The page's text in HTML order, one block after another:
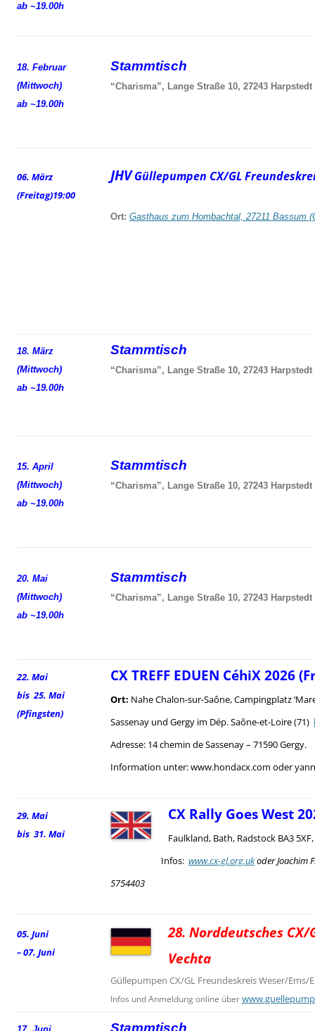
ab ~19.00h
18. Februar
(Mittwoch)
ab ~19.00h
Stammtisch
“Charisma”, Lange Straße 10, 27243 Harpstedt
06. März
(Freitag)19:00
JHV Güllepumpen CX/GL
Ort: Gasthaus zum Hombachtal, 27211 Bassum
18. März
(Mittwoch)
ab ~19.00h
Stammtisch
“Charisma”, Lange Straße 10, 27243 Harpstedt
15. April
(Mittwoch)
ab ~19.00h
Stammtisch
“Charisma”, Lange Straße 10, 27243 Harpstedt
20. Mai
(Mittwoch)
ab ~19.00h
Stammtisch
“Charisma”, Lange Straße 10, 27243 Harpstedt
22. Mai
bis 25. Mai
(Pfingsten)
CX TREFF EDUEN CéhiX 2026
Ort: Nahe Chalon-sur-Saône, Campingplatz
Sassenay und Gergy im Dép. Saône-et-Loire (71)
Adresse: 14 chemin de Sassenay – 71590 Gergy.
Information unter: www.hondacx.com oder
29. Mai
bis 31. Mai
CX Rally Goes West
Faulkland, Bath, Radstock BA3
Infos: www.cx-gl.org.ukoder Joachim
5754403
05. Juni
– 07. Juni
28. Norddeutsches CX/
Vechta
Güllepumpen CX/GL Freundeskreis Weser/Ems/
Infos und Anmeldung online über
Stammtisch